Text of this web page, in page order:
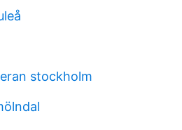
stockholm